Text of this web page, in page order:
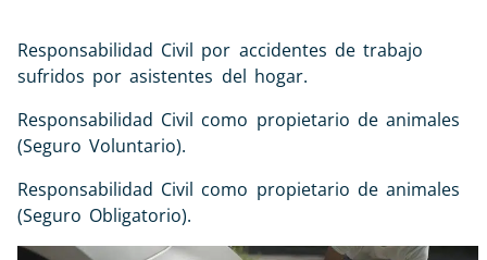
Responsabilidad Civil por accidentes de trabajo
sufridos por asistentes del hogar.
Responsabilidad Civil como propietario de animales
(Seguro Voluntario).
Responsabilidad Civil como propietario de animales
(Seguro Obligatorio).